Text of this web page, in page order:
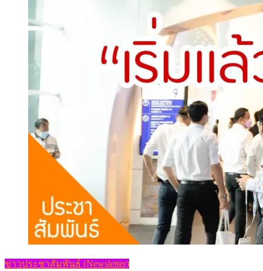
ข่าวประชาสัมพันธ์ (Newsletter)